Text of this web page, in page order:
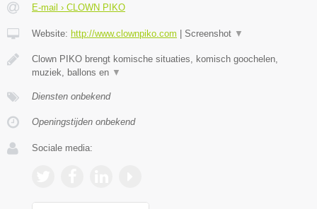
E-mail › CLOWN PIKO
Website: http://www.clownpiko.com Screenshot ▼
Clown PIKO brengt komische situaties, komisch goochelen,
muziek, ballons en ▼
Diensten onbekend
Openingstijden onbekend
Sociale media: